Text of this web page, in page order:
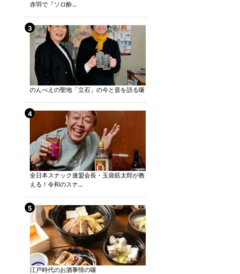
赤羽で『ソロ酔...
のんべえの聖地「立石」の今と昔を語る噺
全日本スナック連盟会長・玉袋筋太郎が教
える！令和のスナ...
江戸時代のお酒事情の噺